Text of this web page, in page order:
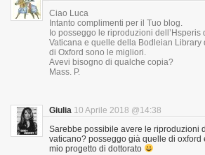
Ciao Luca
Intanto complimenti per il Tuo blog.
Io posseggo le riproduzioni dell’Hsperis
Vaticana e quelle della Bodleian Library
di Oxford sono le migliori.
Avevi bisogno di qualche copia?
Mass. P.
Giulia 10 Aprile 2018 @14:38
Sarebbe possibile avere le riproduzioni
vaticano? posseggo già quelle di oxford
mio progetto di dottorato